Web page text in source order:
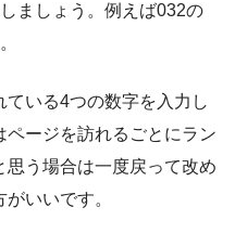
ましょう。例えば032の
いる4つの数字を入力し
ページを訪れるごとにラン
思う場合は一度戻って改め
いいです。